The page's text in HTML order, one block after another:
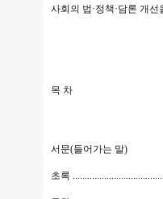
사회의 법·정책·담론 개
목 차
서문(들어가는 말)
초록